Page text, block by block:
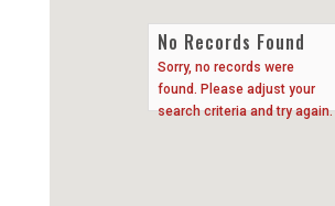
No Records Found
Sorry, no records were
found. Please adjust your
search criteria and try again.